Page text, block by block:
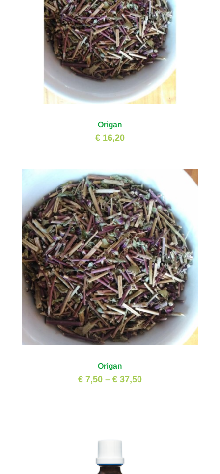
Origan
€ 16,20
Origan
€ 7,50– € 37,50